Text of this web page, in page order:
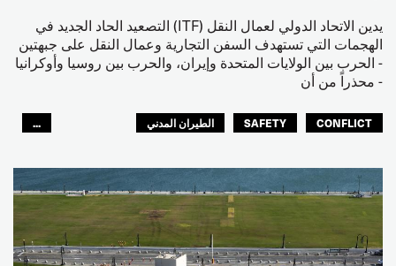
يدين الاتحاد الدولي لعمال النقل (ITF) التصعيد الحاد الجديد في
الهجمات التي تستهدف السفن التجارية وعمال النقل على جبهتين
- الحرب بين الولايات المتحدة وإيران، والحرب بين روسيا وأوكرانيا
- محذراً من أن
CONFLICT
SAFETY
الطيران المدني
...